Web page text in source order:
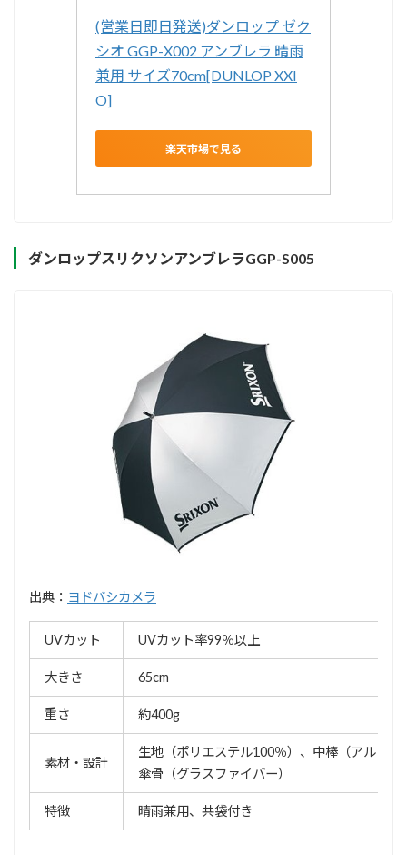
(営業日即日発送)ダンロップ ゼク
シオ GGP-X002 アンブレラ 晴雨
兼用 サイズ70cm[DUNLOP XXI
O]
楽天市場で見る
ダンロップスリクソンアンブレラGGP-S005
出典： ヨドバシカメラ
UVカット UVカット率99％以上
大きさ 65cm
重さ 約400g
素材・設計
生地（ポリエステル100％）、中棒（アルミ）
傘骨（グラスファイバー）
特徴 晴雨兼用、共袋付き